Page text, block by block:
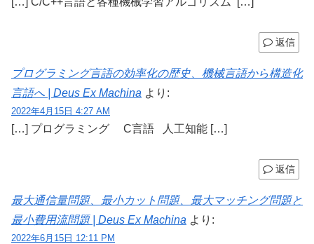
返信
プログラミング言語の効率化の歴史、機械言語から構造化
言語へ | Deus Ex Machina より:
2022年4月15日 4:27 AM
[…] プログラミング C言語 人工知能 […]
返信
最大通信量問題、最小カット問題、最大マッチング問題と
最小費用流問題 | Deus Ex Machina より:
2022年6月15日 12:11 PM